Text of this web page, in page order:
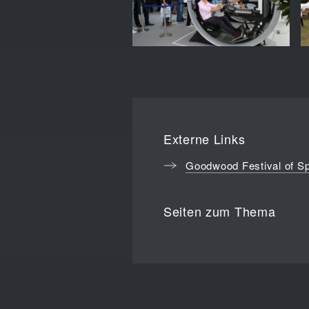
Externe Links
Goodwood Festival of
Seiten zum Thema